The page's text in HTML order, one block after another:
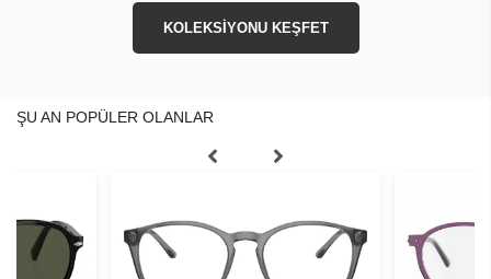
KOLEKSİYONU KEŞFET
ŞU AN POPÜLER OLANLAR